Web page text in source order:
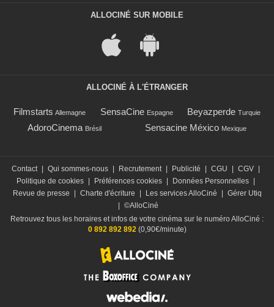
ALLOCINÉ SUR MOBILE
ALLOCINÉ À L'ÉTRANGER
Filmstarts Allemagne SensaCine Espagne Beyazperde Turquie
AdoroCinema Brésil Sensacine México Mexique
Contact Qui sommes-nous Recrutement Publicité CGU CGV
Politique de cookies
Préférences cookies Données Personnelles
Revue de presse
Charte d'écriture Les services AlloCiné
Gérer Utiq
©AlloCiné
Retrouvez tous les horaires et infos de votre cinéma sur le numéro AlloCiné :
0 892 892 892(0,90€/minute)